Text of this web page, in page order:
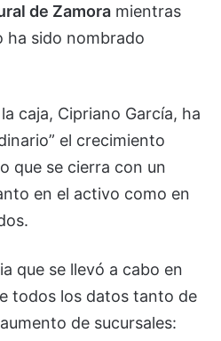
de Zamora mientras
ha sido nombrado
caja, Cipriano García, ha
el crecimiento
que se cierra con un
en el activo como en
que se llevó a cabo en
todos los datos tanto de
de sucursales: